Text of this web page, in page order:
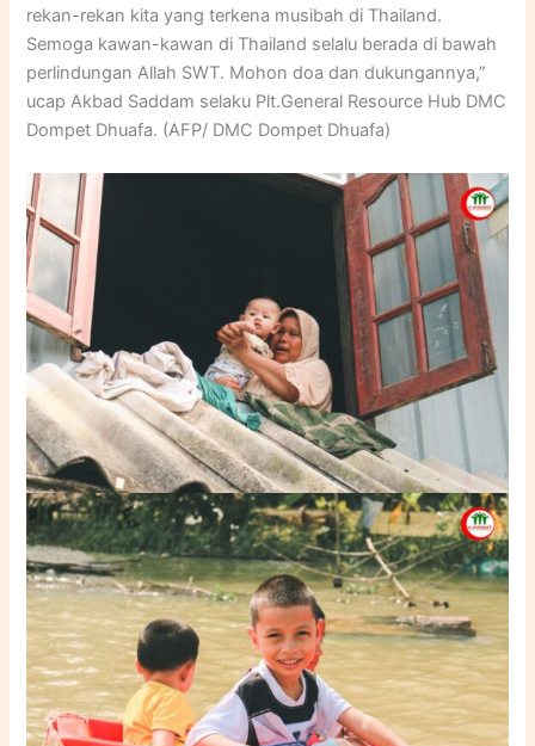
rekan-rekan kita yang terkena musibah di Thailand.
Semoga kawan-kawan di Thailand selalu berada di bawah
perlindungan Allah SWT. Mohon doa dan dukungannya,”
ucap Akbad Saddam selaku Plt.General Resource Hub DMC
Dompet Dhuafa. (AFP/ DMC Dompet Dhuafa)